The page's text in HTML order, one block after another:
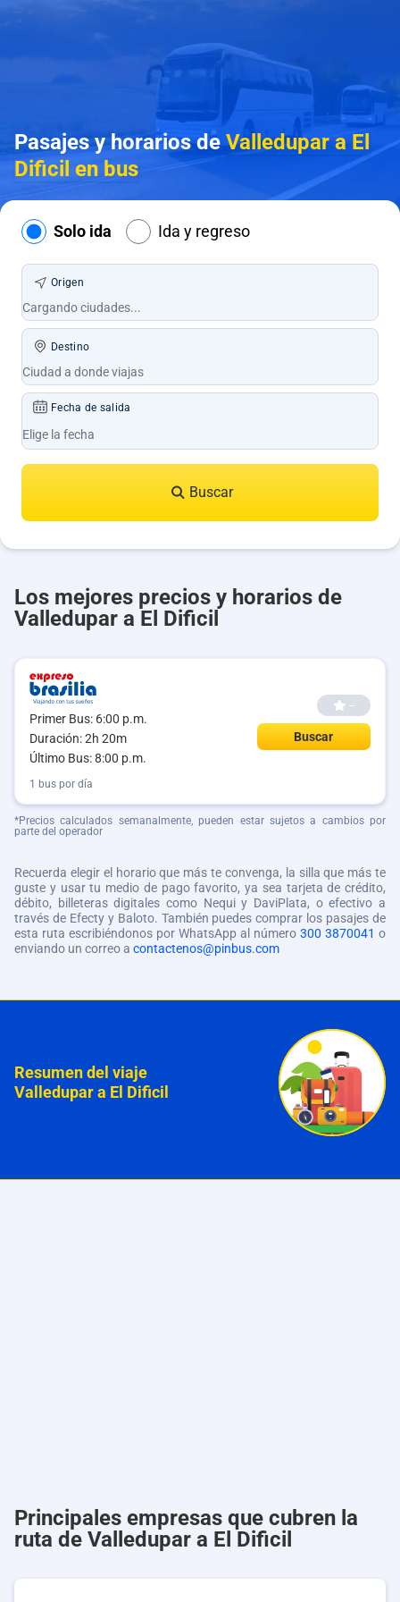
Pasajes y horarios deValledupar a El
Dificil en bus
Solo ida Ida y regreso
Origen
Destino
Fecha de salida
Buscar
Los mejores precios y horarios de
Valledupar a El Dificil
Primer Bus: 6:00 p.m.
Duración: 2h 20m
Último Bus: 8:00 p.m.
--
Buscar
1 bus por día
*Precios calculados semanalmente, pueden estar sujetos a cambios por
parte del operador
Recuerda elegir el horario que más te convenga, la silla que más te
guste y usar tu medio de pago favorito, ya sea tarjeta de crédito,
débito, billeteras digitales como Nequi y DaviPlata, o efectivo a
través de Efecty y Baloto. También puedes comprar los pasajes de
esta ruta escribiéndonos por WhatsApp al número 300 3870041 o
enviando un correo a contactenos@pinbus.com
Resumen del viaje
Valledupar a El Dificil
Principales empresas que cubren la
ruta de Valledupar a El Dificil